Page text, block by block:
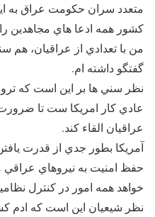
متعدد سران حکومت عراق به
کشور همه ادعا هاي مجاهدين
من با تعدادي از عراقيان،
گفتگو داشته ام.
نظر سني ها بر اين است که
عادي کار امريکا ست تا
عراقيان القاء کند.
آمريکا بطور جدي از قدرت
حفظ امنيت به نيروهاي
خواهد همه امور در کنترل
نظر شيعيان اين است که ادم